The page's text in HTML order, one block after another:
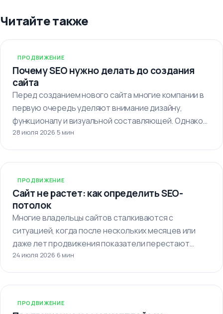
Читайте также
ПРОДВИЖЕНИЕ
Почему SEO нужно делать до создания
сайта
Перед созданием нового сайта многие компании в
первую очередь уделяют внимание дизайну,
функционалу и визуальной составляющей. Однако
важно…
28 июля 2026·5 мин
ПРОДВИЖЕНИЕ
Сайт не растет: как определить SEO-
потолок
Многие владельцы сайтов сталкиваются с
ситуацией, когда после нескольких месяцев или
даже лет продвижения показатели перестают
улучшаться. Кажется,…
24 июля 2026·6 мин
ПРОДВИЖЕНИЕ